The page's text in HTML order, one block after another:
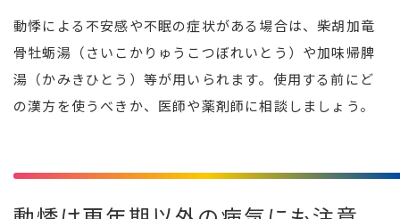
動悸による不安感や不眠の症状がある場合は、柴胡加竜
骨牡蛎湯（さいこかりゅうこつぼれいとう）や加味帰脾
湯（かみきひとう）等が用いられます。使用する前にど
の漢方を使うべきか、医師や薬剤師に相談しましょう。